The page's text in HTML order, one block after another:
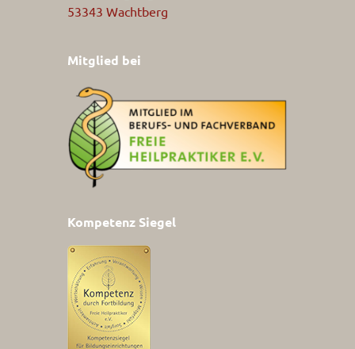
53343 Wachtberg
Mitglied bei
Kompetenz Siegel